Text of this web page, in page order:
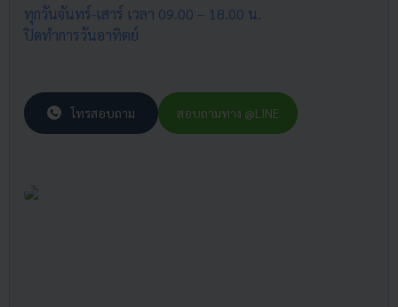
ทุกวันจันทร์-เสาร์ เวลา 09.00 – 18.00 น.
ปิดทำการวันอาทิตย์
โทรสอบถาม สอบถามทาง @LINE